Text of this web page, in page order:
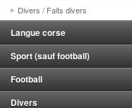
Divers / Faits divers
Langue corse
Sport (sauf football)
Football
Divers